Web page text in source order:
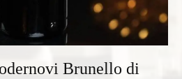
Brunello di